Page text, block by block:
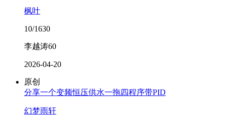
枫叶
10/1630
李越涛60
2026-04-20
原创
分享一个变频恒压供水一拖四程序带PID
幻梦雨轩